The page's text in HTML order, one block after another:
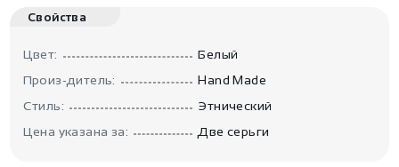
Свойства
Цвет:
Белый
Произ-дитель:
Hand Made
Стиль:
Этнический
Цена указана за:
Две серьги